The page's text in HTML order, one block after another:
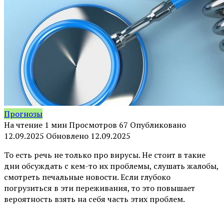
Прогнозы
На чтение 1 минПросмотров 67 Опубликовано
12.09.2025 Обновлено 12.09.2025
То есть речь не только про вирусы. Не стоит в такие
дни обсуждать с кем-то их проблемы, слушать жалобы,
смотреть печальные новости. Если глубоко
погрузиться в эти переживания, то это повышает
вероятность взять на себя часть этих проблем.